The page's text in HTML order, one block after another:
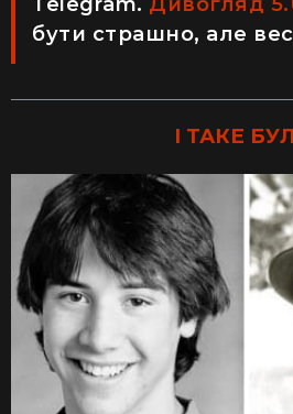
бути страшно, але
І ТАКЕ